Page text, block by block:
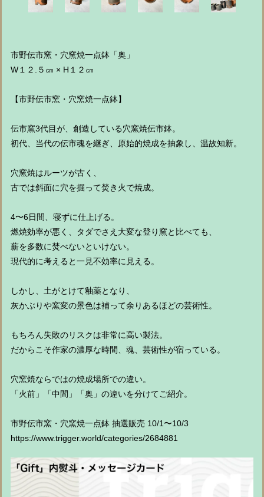
市野伝市窯・穴窯焼一点鉢「奥」
W１２.５㎝ × H１２㎝
【市野伝市窯・穴窯焼一点鉢】
伝市窯3代目が、創造している穴窯焼伝市鉢。
初代、当代の伝市魂を継ぎ、原始的焼成を抽象し、温故知新。
穴窯焼はルーツが古く、
古では斜面に穴を掘って焚き火で焼成。
4〜6日間、寝ずに仕上げる。
燃焼効率が悪く、タダでさえ大変な登り窯と比べても、
薪を多数に焚べないといけない。
現代的に考えると一見不効率に見える。
しかし、土がとけて釉薬となり、
灰かぶりや窯変の景色は補って余りあるほどの芸術性。
もちろん失敗のリスクは非常に高い製法。
だからこそ作家の濃厚な時間、魂、芸術性が宿っている。
穴窯焼ならではの焼成場所での違い。
「火前」「中間」「奥」の違いを分けてご紹介。
市野伝市窯・穴窯焼一点鉢 抽選販売 10/1〜10/3
https://www.trigger.world/categories/2684881